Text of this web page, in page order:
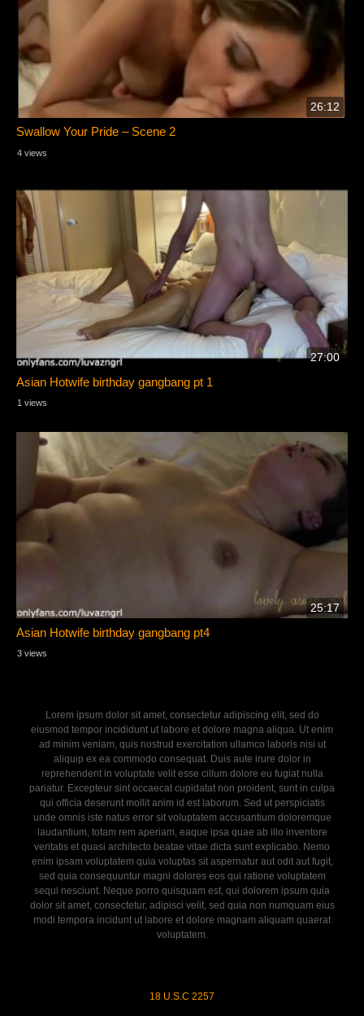
26:12
Swallow Your Pride – Scene 2
4 views
27:00
Asian Hotwife birthday gangbang pt 1
1 views
25:17
Asian Hotwife birthday gangbang pt4
3 views
Lorem ipsum dolor sit amet, consectetur adipiscing elit, sed do
eiusmod tempor incididunt ut labore et dolore magna aliqua. Ut enim
ad minim veniam, quis nostrud exercitation ullamco laboris nisi ut
aliquip ex ea commodo consequat. Duis aute irure dolor in
reprehenderit in voluptate velit esse cillum dolore eu fugiat nulla
pariatur. Excepteur sint occaecat cupidatat non proident, sunt in culpa
qui officia deserunt mollit anim id est laborum. Sed ut perspiciatis
unde omnis iste natus error sit voluptatem accusantium doloremque
laudantium, totam rem aperiam, eaque ipsa quae ab illo inventore
veritatis et quasi architecto beatae vitae dicta sunt explicabo. Nemo
enim ipsam voluptatem quia voluptas sit aspernatur aut odit aut fugit,
sed quia consequuntur magni dolores eos qui ratione voluptatem
sequi nesciunt. Neque porro quisquam est, qui dolorem ipsum quia
dolor sit amet, consectetur, adipisci velit, sed quia non numquam eius
modi tempora incidunt ut labore et dolore magnam aliquam quaerat
voluptatem.
18 U.S.C 2257